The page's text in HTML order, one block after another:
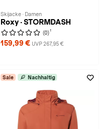
Skijacke · Damen
Roxy · STORMDASH
(0) 1
159,99 € UVP 267,95 €
Sale Nachhaltig